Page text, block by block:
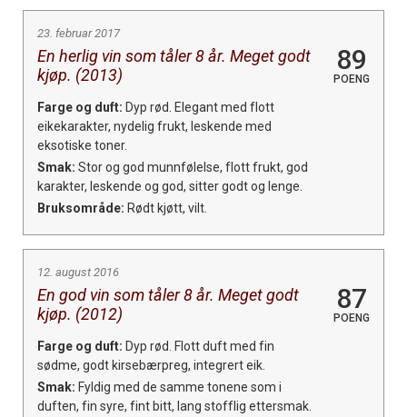
23. februar 2017
En herlig vin som tåler 8 år. Meget godt
kjøp. (2013)
89
POENG
Farge og duft: Dyp rød. Elegant med flott
eikekarakter, nydelig frukt, leskende med
eksotiske toner.
Smak: Stor og god munnfølelse, flott frukt, god
karakter, leskende og god, sitter godt og lenge.
Bruksområde: Rødt kjøtt, vilt.
12. august 2016
En god vin som tåler 8 år. Meget godt
kjøp. (2012)
87
POENG
Farge og duft: Dyp rød. Flott duft med fin
sødme, godt kirsebærpreg, integrert eik.
Smak: Fyldig med de samme tonene som i
duften, fin syre, fint bitt, lang stofflig ettersmak.